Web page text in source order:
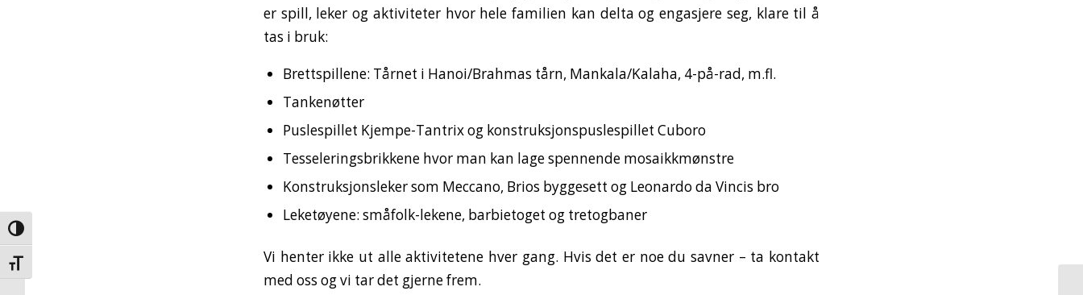
Veksle høykontrast
Veksle skriftstørrelse
er spill, leker og aktiviteter hvor hele familien kan delta og engasjere seg, klare til å
tas i bruk:
Brettspillene: Tårnet i Hanoi/Brahmas tårn, Mankala/Kalaha, 4-på-rad, m.fl.
Tankenøtter
Puslespillet Kjempe-Tantrix og konstruksjonspuslespillet Cuboro
Tesseleringsbrikkene hvor man kan lage spennende mosaikkmønstre
Konstruksjonsleker som Meccano, Brios byggesett og Leonardo da Vincis bro
Leketøyene: småfolk-lekene, barbietoget og tretogbaner
Vi henter ikke ut alle aktivitetene hver gang. Hvis det er noe du savner – ta kontakt
med oss og vi tar det gjerne frem.